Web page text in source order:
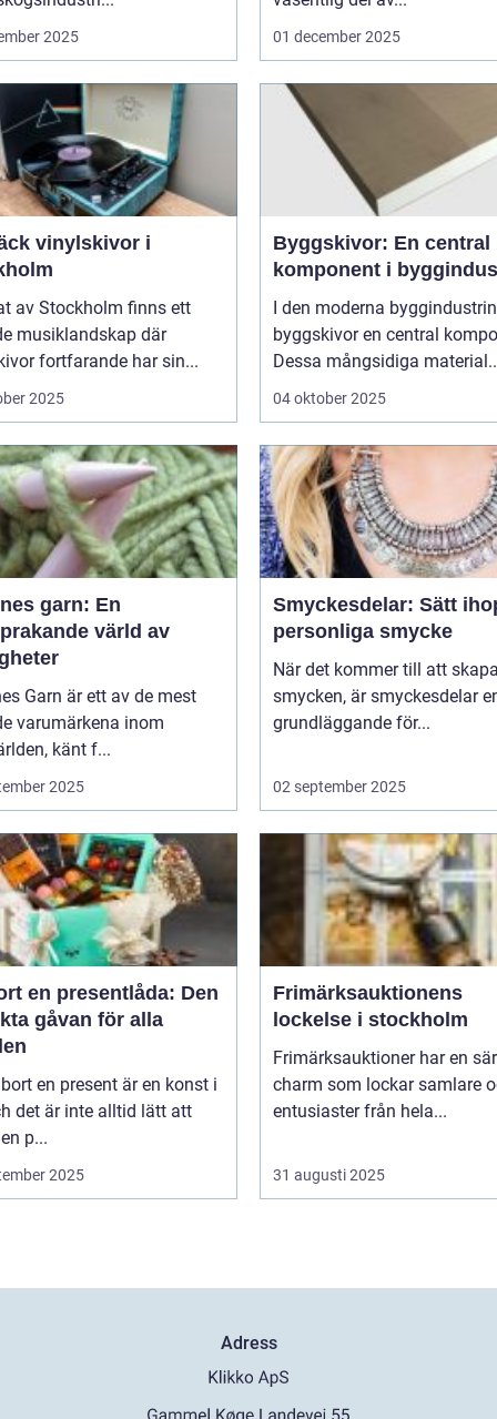
2025 01 december 2025
vinylskivor i
av Stockholm finns ett
musiklandskap där
fortfarande har sin...
2025
Byggskivor: En central
komponent i
I den moderna
byggskivor en central
Dessa mångsidiga
04 oktober 2025
garn: En
värld av
Garn är ett av de mest
varumärkena inom
känt f...
2025
Smyckesdelar: Sätt
personliga smycke
När det kommer till att
smycken, är smyckesdelar
grundläggande för...
02 september 2025
en presentlåda: Den
gåvan för alla
en present är en konst i
det är inte alltid lätt att
p...
2025
Frimärksauktionens
lockelse i stockholm
Frimärksauktioner har en
charm som lockar samlare
entusiaster från hela...
31 augusti 2025
Adress